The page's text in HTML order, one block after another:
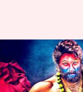
Pushpa 2 :
వ్యాఖ్యలు..